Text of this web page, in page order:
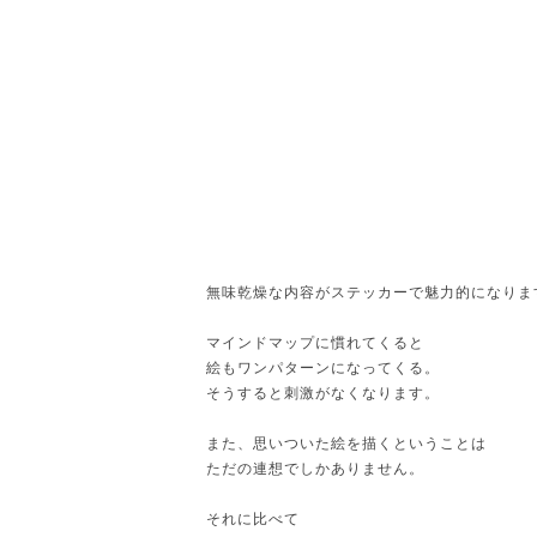
無味乾燥な内容がステッカーで魅力的になりま
マインドマップに慣れてくると
絵もワンパターンになってくる。
そうすると刺激がなくなります。
また、思いついた絵を描くということは
ただの連想でしかありません。
それに比べて